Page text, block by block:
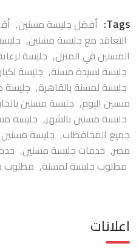
Tags: أفضل جليسة مسنين,
التعاقد مع جليسة مسنين,
المسنين في المنزل, جليسة
جليسة لسيدة مسنة, جليسة
جليسة لمسنة بالقاهرة, جليسة
مسنين اليوم, جليسة مسنين
جليسة مسنين بالشهر, جليسة
جميع المحافظات, جليسة
مصر, خدمات جليسة مسنين,
مطلوب جليسة لمسنة, مطلوب
اعلانات